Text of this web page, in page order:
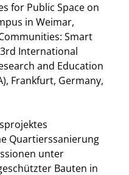
for Public Space on
in Weimar,
Smart
International
and Education
Frankfurt, Germany,
Quartierssanierung
unter
Bauten in